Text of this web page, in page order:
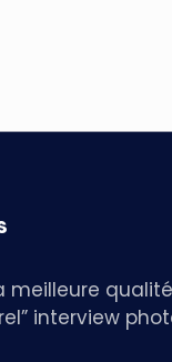
meilleure
interview